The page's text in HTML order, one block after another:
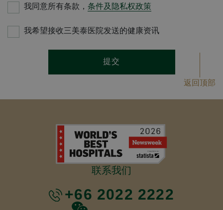
我同意所有条款， 条件及隐私权政策
我希望接收三美泰医院发送的健康资讯
提交
返回顶部
联系我们
+66 2022 2222